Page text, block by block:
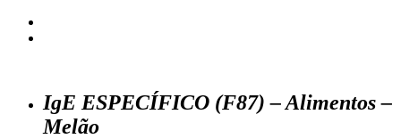
IgE ESPECÍFICO (F87) – Alimentos –
Melão